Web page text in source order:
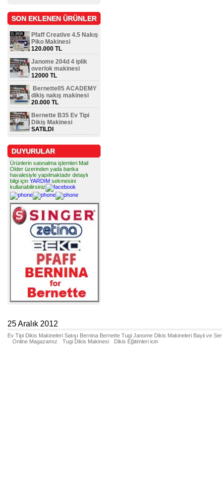
SON EKLENEN ÜRÜNLER
Pfaff Creative 4.5 Nakış
Piko Makinesi
120.000 TL
Janome 204d 4 iplik
overlok makinesi
12000 TL
Bernette05 ACADEMY
dikiş nakış makinesi
20.000 TL
Bernette B35 Ev Tipi
Dikiş Makinesi
SATILDI
DUYURULAR
Ürünlerin satınalma işlemleri Mail
Older üzerinden yada banka
havalesiyle yapılmaktadır detaylı
bilgi için YARDIM sekmesini
kullanabilirsiniz
25 Aralık 2012
Ev Tipi Dikis Makineleri Satışı Bernina Bernette Tugi Janome Dikis Makineleri Bayii ve
Online Magazamız
Tugi Dikis Makinesi Dikis Eğitimleri icin